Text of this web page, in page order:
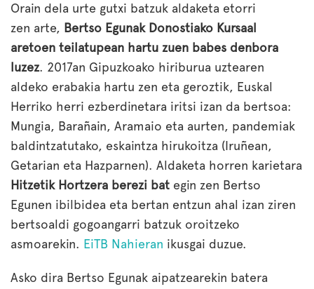
Orain dela urte gutxi batzuk aldaketa etorri
zen arte, Bertso Egunak Donostiako Kursaal
aretoen teilatupean hartu zuen babes denbora
luzez. 2017an Gipuzkoako hiriburua uztearen
aldeko erabakia hartu zen eta geroztik, Euskal
Herriko herri ezberdinetara iritsi izan da bertsoa:
Mungia, Barañain, Aramaio eta aurten, pandemiak
baldintzatutako, eskaintza hirukoitza (Iruñean,
Getarian eta Hazparnen). Aldaketa horren karietara
Hitzetik Hortzera berezi bat egin zen Bertso
Egunen ibilbidea eta bertan entzun ahal izan ziren
bertsoaldi gogoangarri batzuk oroitzeko
asmoarekin. EiTB Nahieran ikusgai duzue.
Asko dira Bertso Egunak aipatzearekin batera